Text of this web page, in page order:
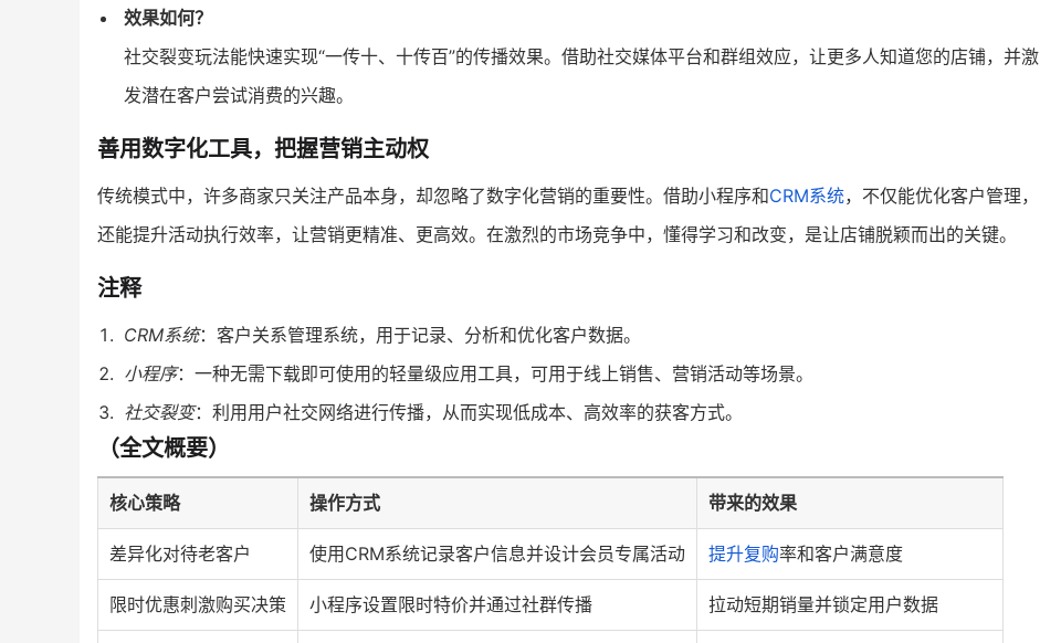
效果如何？
社交裂变玩法能快速实现“一传十、十传百”的传播效果。借助社交媒体平台和群组效应，让更多人知道您的店铺，并激
发潜在客户尝试消费的兴趣。
善用数字化工具，把握营销主动权
传统模式中，许多商家只关注产品本身，却忽略了数字化营销的重要性。借助小程序和CRM系统，不仅能优化客户管理，
还能提升活动执行效率，让营销更精准、更高效。在激烈的市场竞争中，懂得学习和改变，是让店铺脱颖而出的关键。
注释
CRM系统：客户关系管理系统，用于记录、分析和优化客户数据。
小程序：一种无需下载即可使用的轻量级应用工具，可用于线上销售、营销活动等场景。
社交裂变：利用用户社交网络进行传播，从而实现低成本、高效率的获客方式。
（全文概要）
核心策略 操作方式 带来的效果
差异化对待老客户 使用CRM系统记录客户信息并设计会员专属活动 提升复购率和客户满意度
限时优惠刺激购买决策 小程序设置限时特价并通过社群传播 拉动短期销量并锁定用户数据